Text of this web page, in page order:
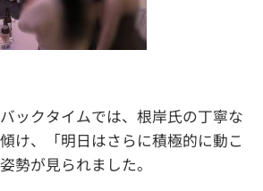
ックタイムでは、根岸氏の丁寧な
け、「明日はさらに積極的に動こ
勢が見られました。